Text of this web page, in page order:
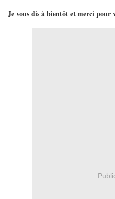
Je vous dis à bientôt et merci pour